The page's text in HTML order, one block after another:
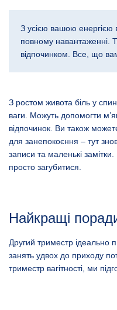
З усією вашою енергією
повному навантаженні.
відпочинком. Все, що
З ростом живота біль у
ваги. Можуть допомогти
відпочинок. Ви також
для занепокоєння – тут
записи та маленькі
просто загубитися.
Найкращі
Другий триместр ідеально
занять удвох до приходу
триместр вагітності, ми